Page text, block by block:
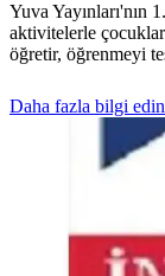
Yuva Yayınları'nın
aktivitelerle
öğretir, öğrenmeyi
Daha fazla bilgi